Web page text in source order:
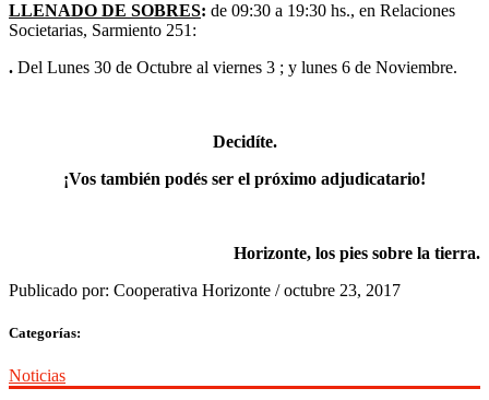
LLENADO DE SOBRES: de 09:30 a 19:30 hs., en Relaciones
Societarias, Sarmiento 251:
. Del Lunes 30 de Octubre al viernes 3 ; y lunes 6 de Noviembre.
Decidíte.
¡Vos también podés ser el próximo adjudicatario!
Horizonte, los pies sobre la tierra.
Publicado por: Cooperativa Horizonte / octubre 23, 2017
Categorías:
Noticias